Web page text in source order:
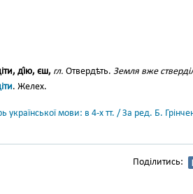
ді́ю, єш, гл. Отвердѣть. Земля вже
. Желех.
української мови: в 4-х тт. / За ред. Б.
Поділитись: